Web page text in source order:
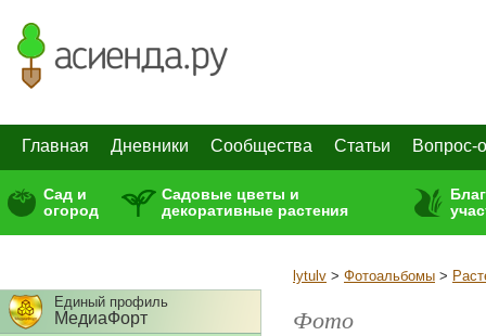
Главная Дневники Сообщества Статьи Вопрос-
Сад и
огород
Садовые цветы и
декоративные растения
lytulv > Фотоальбомы >
Фото
Единый профиль
МедиаФорт